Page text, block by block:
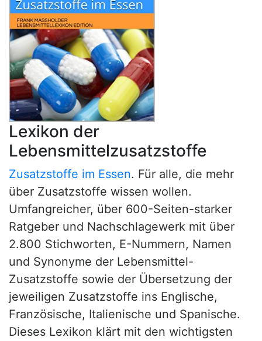
Lexikon der
Lebensmittelzusatzstoffe
Zusatzstoffe im Essen. Für alle, die mehr
über Zusatzstoffe wissen wollen.
Umfangreicher, über 600-Seiten-starker
Ratgeber und Nachschlagewerk mit über
2.800 Stichworten, E-Nummern, Namen
und Synonyme der Lebensmittel-
Zusatzstoffe sowie der Übersetzung der
jeweiligen Zusatzstoffe ins Englische,
Französische, Italienische und Spanische.
Dieses Lexikon klärt mit den wichtigsten